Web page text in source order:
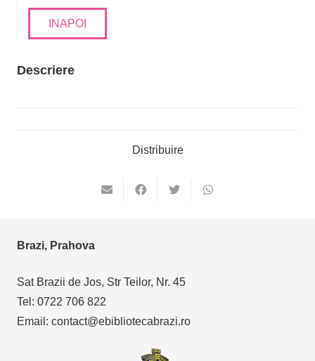
INAPOI
Descriere
Distribuire
Brazi, Prahova
Sat Brazii de Jos, Str Teilor, Nr. 45
Tel: 0722 706 822
Email: contact@ebibliotecabrazi.ro